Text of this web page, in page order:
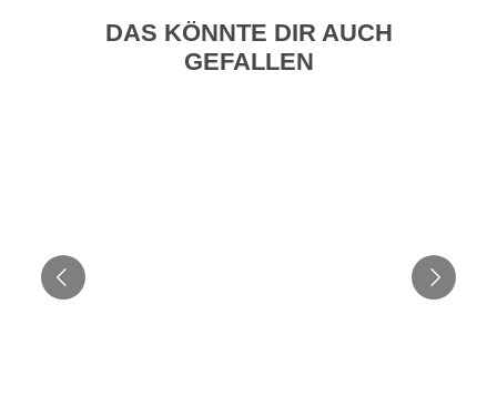
DAS KÖNNTE DIR AUCH
GEFALLEN